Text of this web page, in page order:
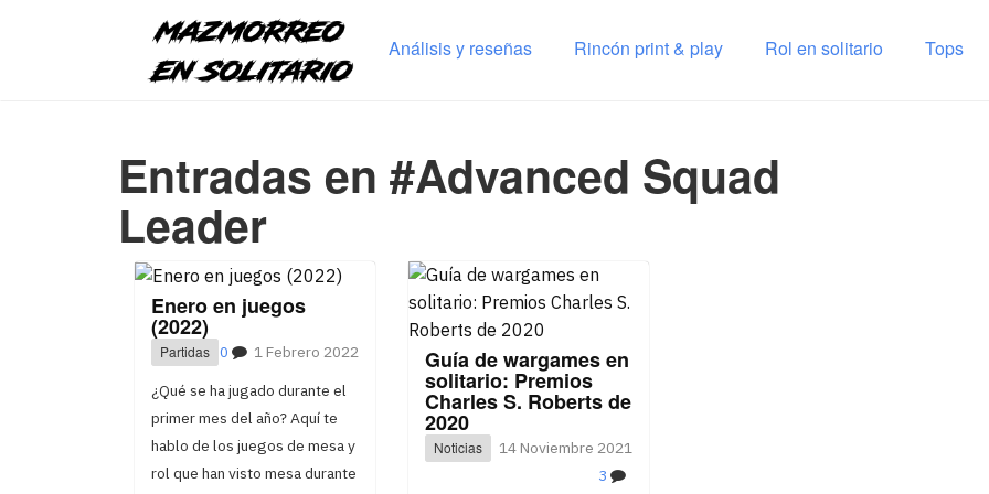
Análisis y reseñas Rincón print & play Rol en solitario Tops
Entradas en #Advanced Squad
Leader
Enero en juegos
(2022)
Partidas 1 Febrero 2022
0
¿Qué se ha jugado durante el
primer mes del año? Aquí te
hablo de los juegos de mesa y
rol que han visto mesa durante
Guía de wargames en
solitario: Premios
Charles S. Roberts de
2020
Noticias
14 Noviembre 2021
3